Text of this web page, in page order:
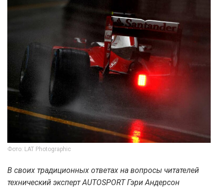
Фото: LAT Photographic
В своих традиционных ответах на вопросы читателей
технический эксперт AUTOSPORT Гэри Андерсон